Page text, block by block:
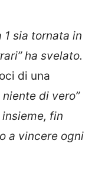
1 sia tornata in
ha svelato.
di una
niente di vero”
insieme, fin
a vincere ogni